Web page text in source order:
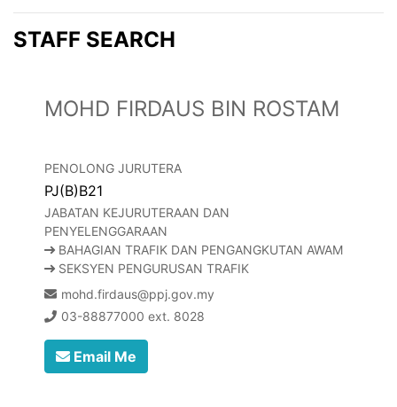
STAFF SEARCH
MOHD FIRDAUS BIN ROSTAM
PENOLONG JURUTERA
PJ(B)B21
JABATAN KEJURUTERAAN DAN
PENYELENGGARAAN
BAHAGIAN TRAFIK DAN PENGANGKUTAN AWAM
SEKSYEN PENGURUSAN TRAFIK
mohd.firdaus@ppj.gov.my
03-88877000 ext. 8028
Email Me